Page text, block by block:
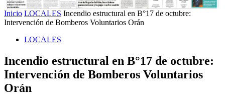
Inicio LOCALES Incendio estructural en B°17 de octubre:
Intervención de Bomberos Voluntarios Orán
LOCALES
Incendio estructural en B°17 de octubre:
Intervención de Bomberos Voluntarios
Orán